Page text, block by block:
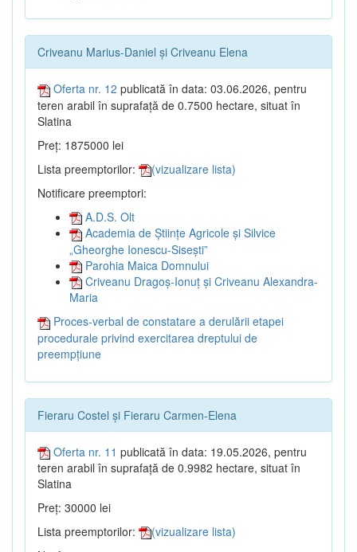
Criveanu Marius-Daniel și Criveanu Elena
Oferta nr. 12 publicată în data: 03.06.2026, pentru
teren arabil în suprafață de 0.7500 hectare, situat în
Slatina
Preț: 1875000 lei
Lista preemptorilor:
(vizualizare lista)
Notificare preemptori:
A.D.S. Olt
Academia de Științe Agricole și Silvice
„Gheorghe Ionescu-Sisești”
Parohia Maica Domnului
Criveanu Dragoș-Ionuț și Criveanu Alexandra-
Maria
Proces-verbal de constatare a derulării etapei
procedurale privind exercitarea dreptului de
preempțiune
Fieraru Costel și Fieraru Carmen-Elena
Oferta nr. 11 publicată în data: 19.05.2026, pentru
teren arabil în suprafață de 0.9982 hectare, situat în
Slatina
Preț: 30000 lei
Lista preemptorilor:
(vizualizare lista)